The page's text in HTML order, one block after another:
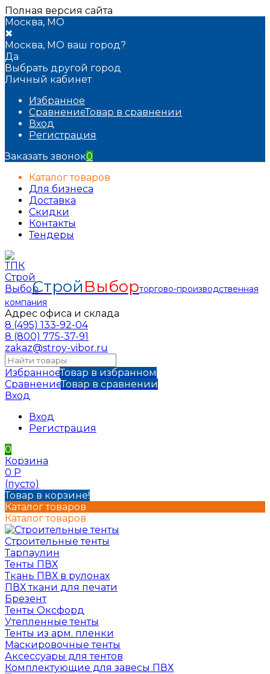
Полная версия сайта
Москва, МО
✖
Москва, МО ваш город?
Да
Выбрать другой город
Личный кабинет
Избранное
СравнениеТовар в сравнении
Вход
Регистрация
Заказать звонок0
Каталог товаров
Для бизнеса
Доставка
Скидки
Контакты
Тендеры
СтройВыборторгово-производственная
компания
Адрес офиса и склада
8 (495) 133-92-04
8 (800) 775-37-91
zakaz@stroy-vibor.ru
ИзбранноеТовар в избранном
СравнениеТовар в сравнении
Вход
Вход
Регистрация
0
Корзина
0 Р
(пусто)
Товар в корзине!
Каталог товаров
Каталог товаров
Строительные тенты
Тарпаулин
Тенты ПВХ
Ткань ПВХ в рулонах
ПВХ ткани для печати
Брезент
Тенты Оксфорд
Утепленные тенты
Тенты из арм. пленки
Маскировочные тенты
Аксессуары для тентов
Комплектующие для завесы ПВХ